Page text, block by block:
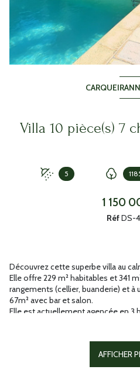
5
1 150
RéfDS-
Découvrez cette superbe villa au
Elle offre 229 m² habitables et 341
rangements (cellier, buanderie) et à
67m² avec bar et salon.
Elle est actuellement agencée en 3
Quelques précisions sur les
- 1 habitation principale en rez-de-
grand salon/séjour, 1 cuisine
AFFICHER